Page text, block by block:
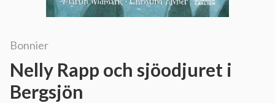
Bonnier
Nelly Rapp och sjöodjuret i
Bergsjön